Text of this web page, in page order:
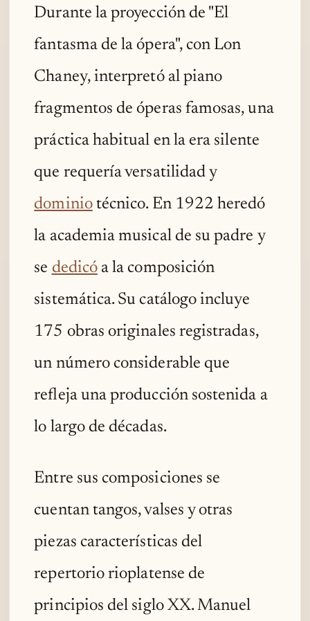
Durante la proyección de "El
fantasma de la ópera", con Lon
Chaney, interpretó al piano
fragmentos de óperas famosas, una
práctica habitual en la era silente
que requería versatilidad y
dominiotécnico. En 1922 heredó
la academia musical de su padre y
se dedicóa la composición
sistemática. Su catálogo incluye
175 obras originales registradas,
un número considerable que
refleja una producción sostenida a
lo largo de décadas.
Entre sus composiciones se
cuentan tangos, valses y otras
piezas características del
repertorio rioplatense de
principios del siglo XX. Manuel